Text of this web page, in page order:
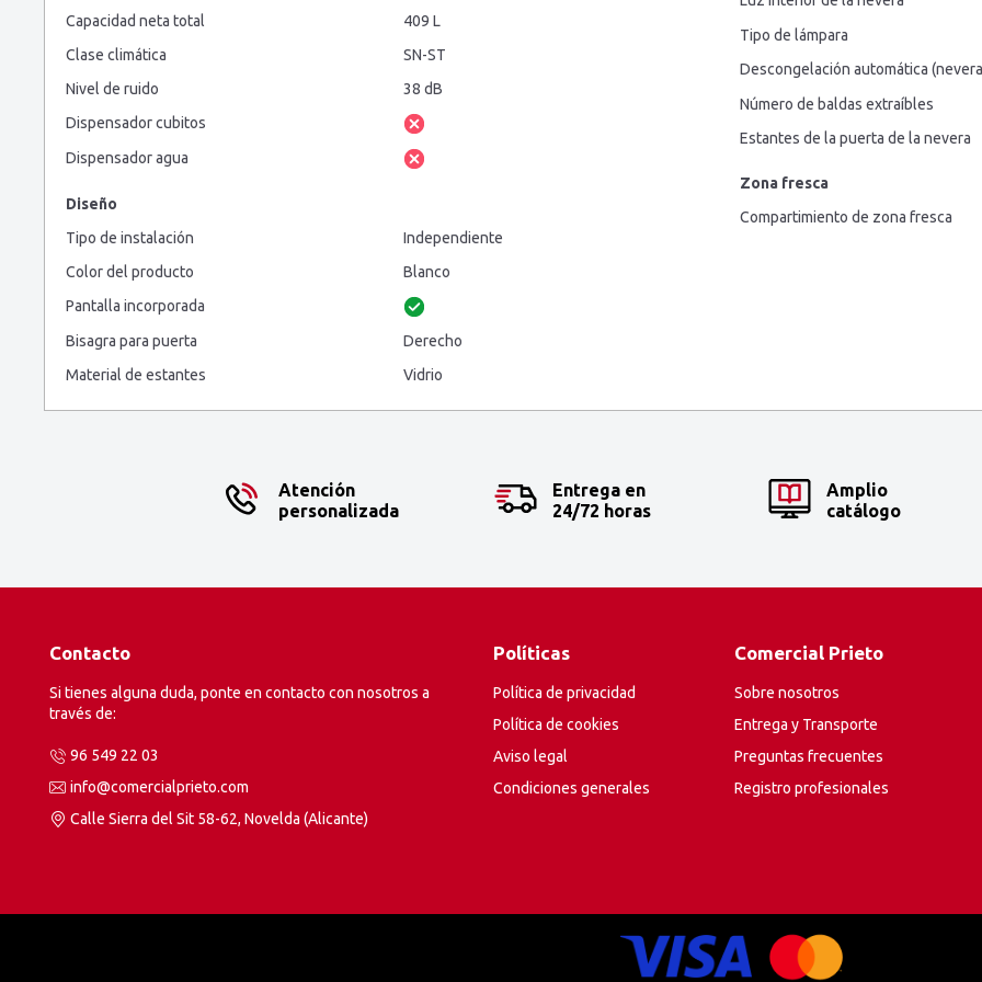
Capacidad neta total
409 L
Clase climática
SN-ST
Nivel de ruido
38 dB
Dispensador cubitos
Dispensador agua
Diseño
Tipo de instalación
Independiente
Color del producto
Blanco
Pantalla incorporada
Bisagra para puerta
Derecho
Material de estantes
Vidrio
Tipo de lámpara
Descongelación automática
Número de baldas extraíbles
Estantes de la puerta de la nevera
Zona fresca
Compartimiento de zona fresca
Atención
personalizada
Entrega en
24/72 horas
Amplio
catálogo
Contacto
Si tienes alguna duda, ponte en contacto con nosotros a
través de:
96 549 22 03
info@comercialprieto.com
Calle Sierra del Sit 58-62, Novelda (Alicante)
Políticas
Política de privacidad
Política de cookies
Aviso legal
Condiciones generales
Comercial Prieto
Sobre nosotros
Entrega y Transporte
Preguntas frecuentes
Registro profesionales